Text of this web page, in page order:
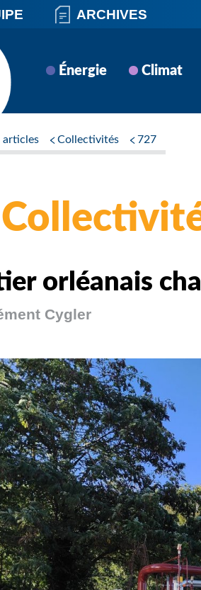
ARCHIVES
Énergie Climat
articles Collectivités 727
orléanais
Cygler